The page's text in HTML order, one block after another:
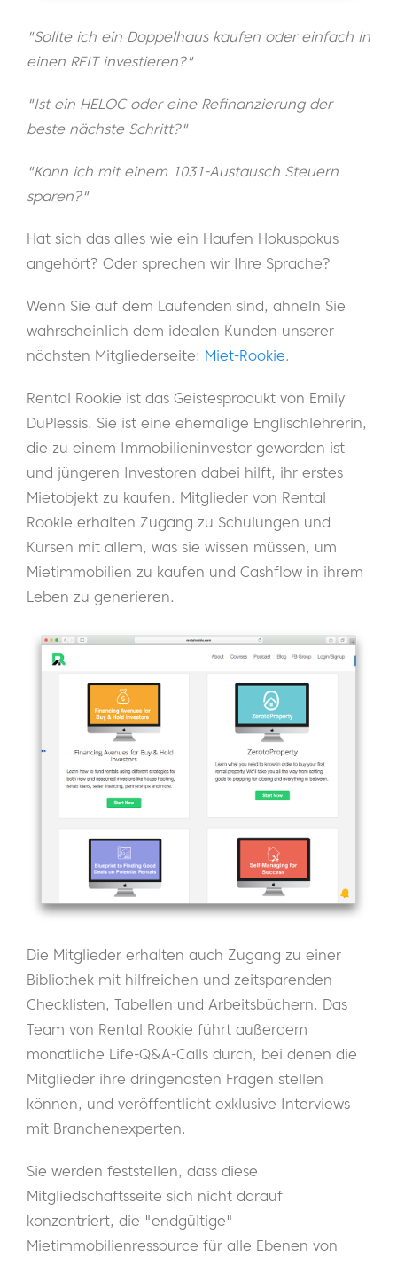
"Sollte ich ein Doppelhaus kaufen oder einfach in
einen REIT investieren?"
"Ist ein HELOC oder eine Refinanzierung der
beste nächste Schritt?"
"Kann ich mit einem 1031-Austausch Steuern
sparen?"
Hat sich das alles wie ein Haufen Hokuspokus
angehört? Oder sprechen wir Ihre Sprache?
Wenn Sie auf dem Laufenden sind, ähneln Sie
wahrscheinlich dem idealen Kunden unserer
nächsten Mitgliederseite: Miet-Rookie.
Rental Rookie ist das Geistesprodukt von Emily
DuPlessis. Sie ist eine ehemalige Englischlehrerin,
die zu einem Immobilieninvestor geworden ist
und jüngeren Investoren dabei hilft, ihr erstes
Mietobjekt zu kaufen. Mitglieder von Rental
Rookie erhalten Zugang zu Schulungen und
Kursen mit allem, was sie wissen müssen, um
Mietimmobilien zu kaufen und Cashflow in ihrem
Leben zu generieren.
Die Mitglieder erhalten auch Zugang zu einer
Bibliothek mit hilfreichen und zeitsparenden
Checklisten, Tabellen und Arbeitsbüchern. Das
Team von Rental Rookie führt außerdem
monatliche Life-Q&A-Calls durch, bei denen die
Mitglieder ihre dringendsten Fragen stellen
können, und veröffentlicht exklusive Interviews
mit Branchenexperten.
Sie werden feststellen, dass diese
Mitgliedschaftsseite sich nicht darauf
konzentriert, die "endgültige"
Mietimmobilienressource für alle Ebenen von